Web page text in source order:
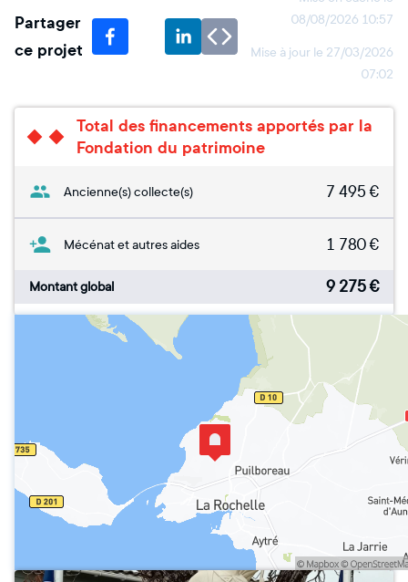
Partager
ce projet
08/08/2026 10:57
Mise à jour le 27/03/2026
07:02
Total des financements apportés par la
Fondation du patrimoine
Ancienne(s) collecte(s) 7 495 €
Mécénat et autres aides 1 780€
Montant global 9 275€